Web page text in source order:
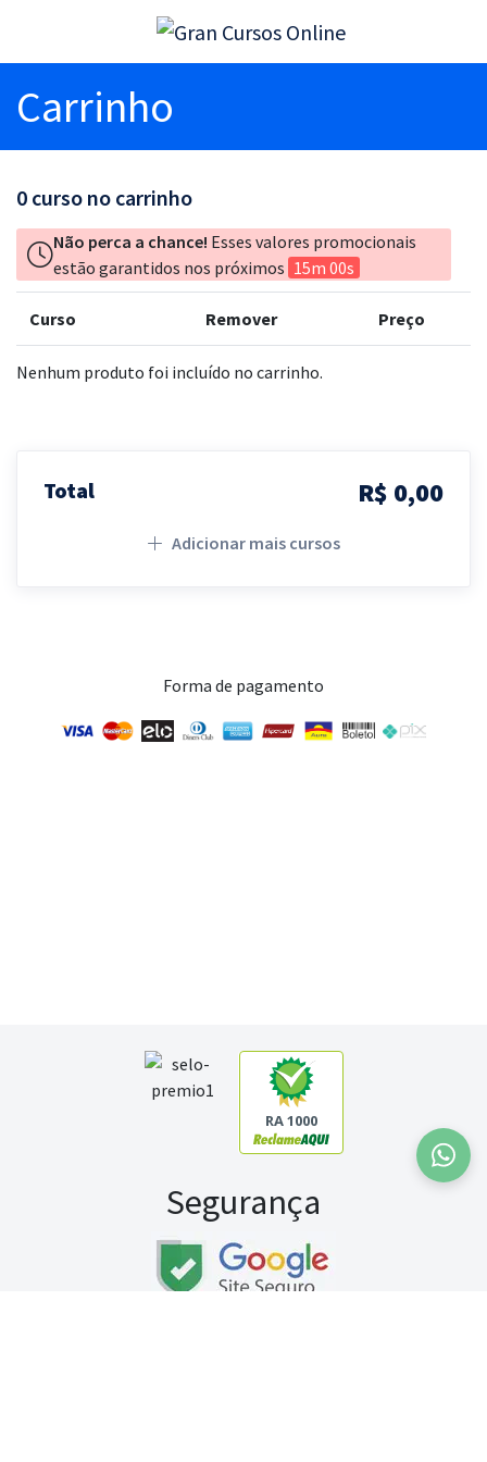
Carrinho
0 curso no carrinho
Não perca a chance! Esses valores promocionais
estão garantidos nos próximos 15m 00s
Curso Remover Preço
Nenhum produto foi incluído no carrinho.
Total R$ 0,00
Adicionar mais cursos
Forma de pagamento
RA 1000
Segurança